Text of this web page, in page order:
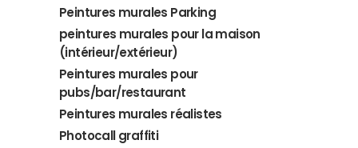
Peintures murales Parking
peintures murales pour la maison
(intérieur/extérieur)
Peintures murales pour
pubs/bar/restaurant
Peintures murales réalistes
Photocall graffiti